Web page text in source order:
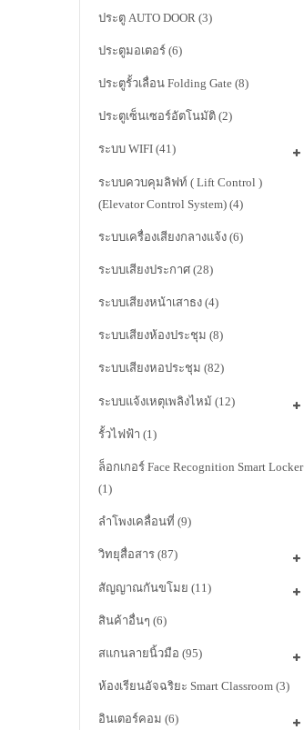
ประตู AUTO DOOR (3)
ประตูมอเตอร์ (6)
ประตูรั้วเลื่อน Folding Gate (8)
ประตูเซ็นเซอร์อัตโนมัติ (2)
ระบบ WIFI (41)
ระบบควบคุมลิฟท์ ( Lift Control )
(Elevator Control System) (4)
ระบบเครื่องเสียงกลางแจ้ง (6)
ระบบเสียงประกาศ (28)
ระบบเสียงหน้าเสาธง (4)
ระบบเสียงห้องประชุม (8)
ระบบเสียงหอประชุม (82)
ระบบแจ้งเหตุเพลิงไหม้ (12)
รั้วไฟฟ้า (1)
ล็อกเกอร์ Face Recognition Smart Locker
(1)
ลำโพงเคลื่อนที่ (9)
วิทยุสื่อสาร (87)
สัญญาณกันขโมย (11)
สินค้าอื่นๆ (6)
สแกนลายนิ้วมือ (95)
ห้องเรียนอัจฉริยะ Smart Classroom (3)
อินเตอร์คอม (6)